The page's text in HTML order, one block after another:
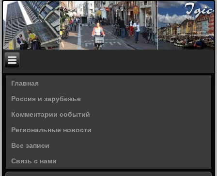
Главная
Россия и зарубежье
Комментарии событий
Региональные новости
Все записи
Связь с нами